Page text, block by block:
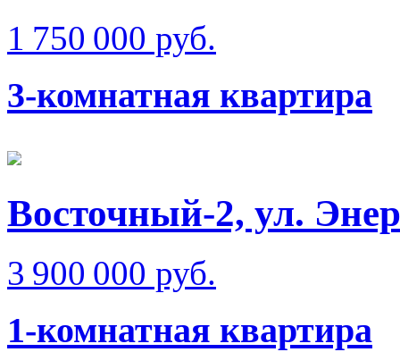
1 750 000 руб.
3-комнатная квартира
Восточный-2, ул.
3 900 000 руб.
1-комнатная квартира